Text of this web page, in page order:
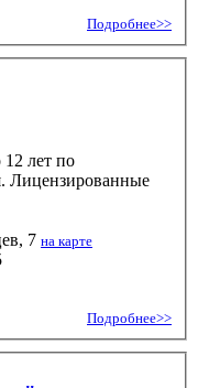
Подробнее>>
12 лет по
Лицензированные
7 на карте
Подробнее>>